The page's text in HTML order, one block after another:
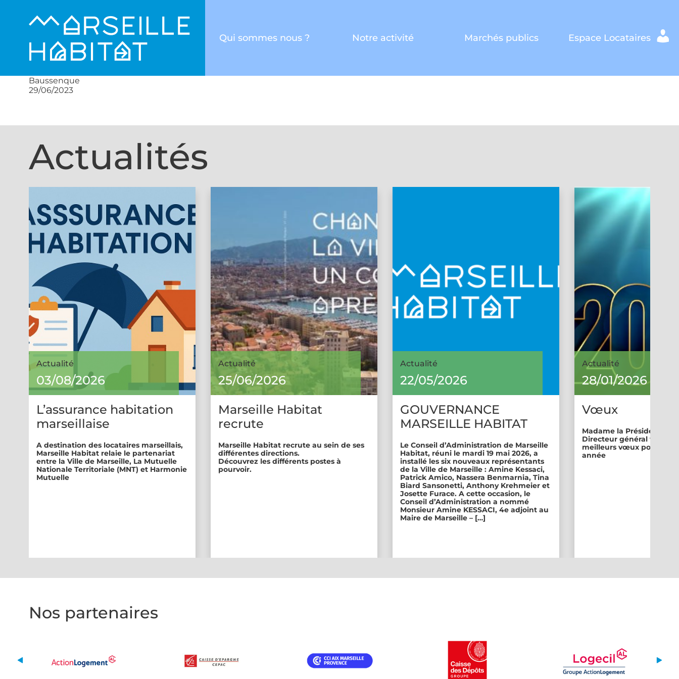
Qui sommes nous ? Notre activité Marchés publics Espace Locataires
Baussenque
29/06/2023
Actualités
Actualité
03/08/2026
L’assurance habitation
marseillaise
A destination des locataires marseillais,
Marseille Habitat relaie le partenariat
entre la Ville de Marseille, La Mutuelle
Nationale Territoriale (MNT) et Harmonie
Mutuelle
Actualité
25/06/2026
Marseille Habitat
recrute
Marseille Habitat recrute au sein de ses
différentes directions.
Découvrez les différents postes à
pourvoir.
Actualité
22/05/2026
GOUVERNANCE
MARSEILLE HABITAT
Le Conseil d’Administration de Marseille
Habitat, réuni le mardi 19 mai 2026, a
installé les six nouveaux représentants
de la Ville de Marseille : Amine Kessaci,
Patrick Amico, Nassera Benmarnia, Tina
Biard Sansonetti, Anthony Krehmeier et
Josette Furace. A cette occasion, le
Conseil d’Administration a nommé
Monsieur Amine KESSACI, 4e adjoint au
Maire de Marseille – […]
Actualité
28/01/2026
Vœux
Madame la Présidente et
Directeur général vous
meilleurs vœux pour
année
Nos partenaires